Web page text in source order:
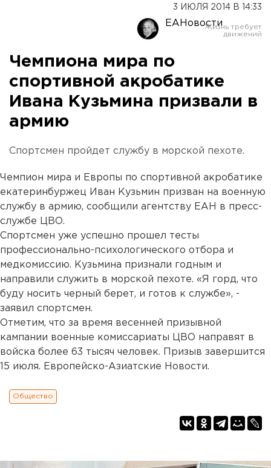
3 ИЮЛЯ 2014 В 14:33
ЕАНовости
Чемпиона мира по
спортивной акробатике
Ивана Кузьмина призвали в
армию
Спортсмен пройдет службу в морской пехоте.
Чемпион мира и Европы по спортивной акробатике
екатеринбуржец Иван Кузьмин призван на военную
службу в армию, сообщили агентству ЕАН в пресс-
службе ЦВО.
Спортсмен уже успешно прошел тесты
профессионально-психологического отбора и
медкомиссию. Кузьмина признали годным и
направили служить в морской пехоте. «Я горд, что
буду носить черный берет, и готов к службе», -
заявил спортсмен.
Отметим, что за время весенней призывной
кампании военные комиссариаты ЦВО направят в
войска более 63 тысяч человек. Призыв завершится
15 июля. Европейско-Азиатские Новости.
Общество